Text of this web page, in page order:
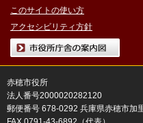
このサイトの使い方
アクセシビリティ方針
市役所庁舎の案内図
赤穂市役所
法人番号2000020282120
郵便番号 678-0292 兵庫県赤穂市加